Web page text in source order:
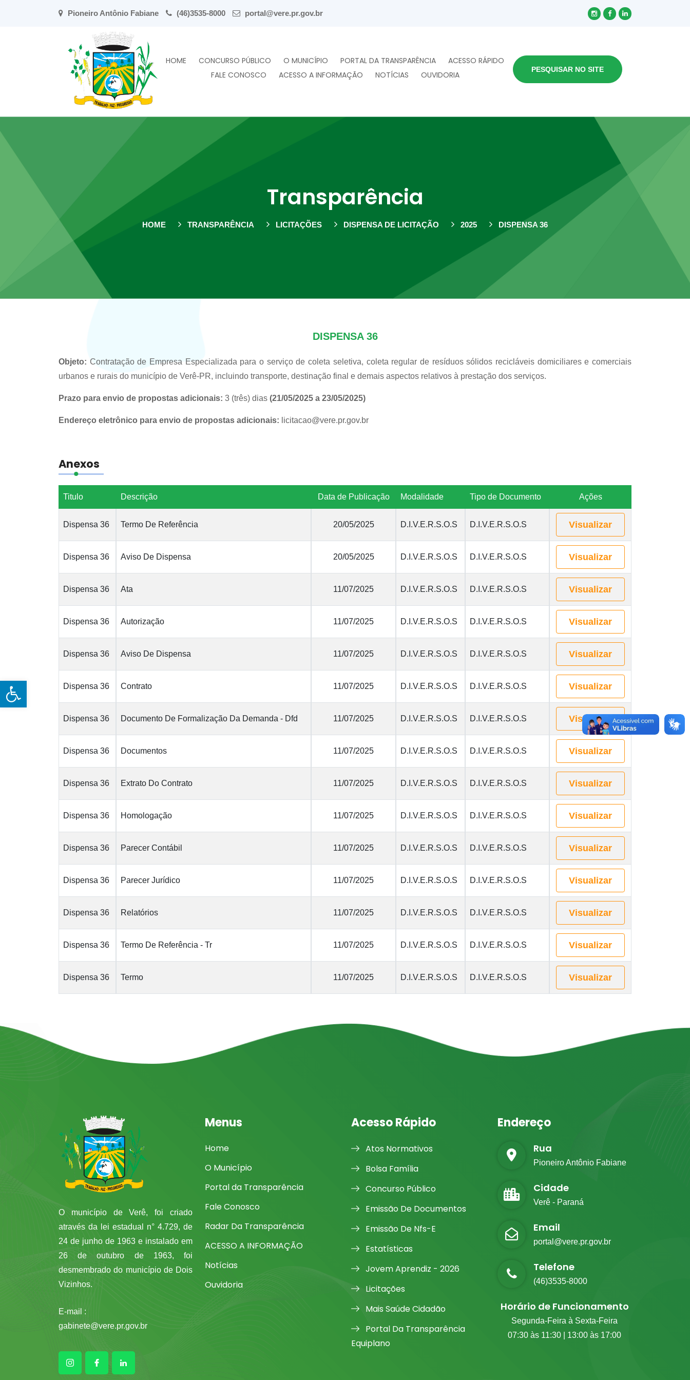
Open toolbar
Pioneiro Antônio Fabiane (46)3535-8000 portal@vere.pr.gov.br
HOME CONCURSO PÚBLICO O MUNICÍPIO PORTAL DA TRANSPARÊNCIA
ACESSO RÁPIDO
FALE CONOSCO
ACESSO A INFORMAÇÃO NOTÍCIAS OUVIDORIA
PESQUISAR NO SITE
Transparência
HOME TRANSPARÊNCIA LICITAÇÕES DISPENSA DE LICITAÇÃO 2025 DISPENSA 36
DISPENSA 36
Objeto: Contratação de Empresa Especializada para o serviço de coleta seletiva, coleta regular de resíduos sólidos recicláveis domiciliares e comerciais
urbanos e rurais do município de Verê-PR, incluindo transporte, destinação final e demais aspectos relativos à prestação dos serviços.
Prazo para envio de propostas adicionais: 3 (três) dias (21/05/2025 a 23/05/2025)
Endereço eletrônico para envio de propostas adicionais: licitacao@vere.pr.gov.br
Anexos
Titulo Descrição Data de Publicação Modalidade Tipo de Documento Ações
Dispensa 36 Termo De Referência 20/05/2025 D.I.V.E.R.S.O.S D.I.V.E.R.S.O.S Visualizar
Dispensa 36 Aviso De Dispensa 20/05/2025 D.I.V.E.R.S.O.S D.I.V.E.R.S.O.S Visualizar
Dispensa 36 Ata 11/07/2025 D.I.V.E.R.S.O.S D.I.V.E.R.S.O.S Visualizar
Dispensa 36 Autorização 11/07/2025 D.I.V.E.R.S.O.S D.I.V.E.R.S.O.S Visualizar
Dispensa 36 Aviso De Dispensa 11/07/2025 D.I.V.E.R.S.O.S D.I.V.E.R.S.O.S Visualizar
Dispensa 36 Contrato 11/07/2025 D.I.V.E.R.S.O.S D.I.V.E.R.S.O.S Visualizar
Dispensa 36 Documento De Formalização Da Demanda - Dfd 11/07/2025 D.I.V.E.R.S.O.S D.I.V.E.R.S.O.S Visualizar
Dispensa 36 Documentos 11/07/2025 D.I.V.E.R.S.O.S D.I.V.E.R.S.O.S Visualizar
Dispensa 36 Extrato Do Contrato 11/07/2025 D.I.V.E.R.S.O.S D.I.V.E.R.S.O.S Visualizar
Dispensa 36 Homologação 11/07/2025 D.I.V.E.R.S.O.S D.I.V.E.R.S.O.S Visualizar
Dispensa 36 Parecer Contábil 11/07/2025 D.I.V.E.R.S.O.S D.I.V.E.R.S.O.S Visualizar
Dispensa 36 Parecer Jurídico 11/07/2025 D.I.V.E.R.S.O.S D.I.V.E.R.S.O.S Visualizar
Dispensa 36 Relatórios 11/07/2025 D.I.V.E.R.S.O.S D.I.V.E.R.S.O.S Visualizar
Dispensa 36 Termo De Referência - Tr 11/07/2025 D.I.V.E.R.S.O.S D.I.V.E.R.S.O.S Visualizar
Dispensa 36 Termo 11/07/2025 D.I.V.E.R.S.O.S D.I.V.E.R.S.O.S Visualizar
O município de Verê, foi criado
através da lei estadual n° 4.729, de
24 de junho de 1963 e instalado em
26 de outubro de 1963, foi
desmembrado do município de Dois
Vizinhos.
E-mail :
gabinete@vere.pr.gov.br
Menus
Home
O Município
Portal da Transparência
Fale Conosco
Radar Da Transparência
ACESSO A INFORMAÇÃO
Notícias
Ouvidoria
Acesso Rápido
Atos Normativos
Bolsa Família
Concurso Público
Emissão De Documentos
Emissão De Nfs-E
Estatísticas
Jovem Aprendiz - 2026
Licitações
Mais Saúde Cidadão
Portal Da Transparência
Equiplano
Endereço
Rua
Pioneiro Antônio Fabiane
Cidade
Verê - Paraná
Email
portal@vere.pr.gov.br
Telefone
(46)3535-8000
Horário de Funcionamento
Segunda-Feira à Sexta-Feira
07:30 às 11:30 | 13:00 às 17:00